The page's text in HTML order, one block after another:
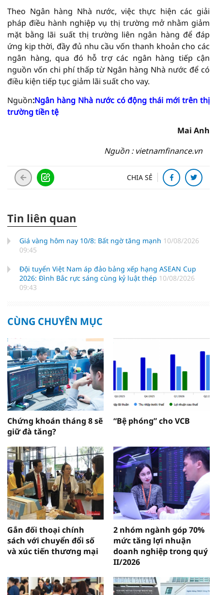
Theo Ngân hàng Nhà nước, việc thực hiện các giải
pháp điều hành nghiệp vụ thị trường mở nhằm giảm
mặt bằng lãi suất thị trường liên ngân hàng để đáp
ứng kịp thời, đầy đủ nhu cầu vốn thanh khoản cho các
ngân hàng, qua đó hỗ trợ các ngân hàng tiếp cận
nguồn vốn chi phí thấp từ Ngân hàng Nhà nước để có
điều kiện tiếp tục giảm lãi suất cho vay.
Nguồn:Ngân hàng Nhà nước có động thái mới trên thị
trường tiền tệ
Mai Anh
Nguồn : vietnamfinance.vn
CHIA SẺ
Tin liên quan
Giá vàng hôm nay 10/8: Bất ngờ tăng mạnh 10/08/2026
09:45
Đội tuyển Việt Nam áp đảo bảng xếp hạng ASEAN Cup
2026: Đình Bắc rực sáng cùng kỷ luật thép 10/08/2026
09:43
CÙNG CHUYÊN MỤC
Chứng khoán tháng 8 sẽ
giữ đà tăng?
“Bệ phóng” cho VCB
Gắn đối thoại chính
sách với chuyển đổi số
và xúc tiến thương mại
2 nhóm ngành góp 70%
mức tăng lợi nhuận
doanh nghiệp trong quý
II/2026